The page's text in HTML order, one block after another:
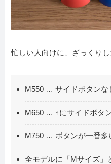
忙しい人向けに、ざっくり
M550 … サイドボタンな
M650 … ↑にサイドボタ
M750 … ボタンが一番多
全モデルに「Mサイズ」